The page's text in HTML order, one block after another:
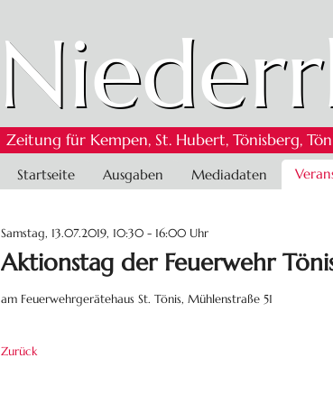
Zeitung für Kempen, St. Hubert, Tönisberg,
Navigation
überspringen
Startseite Ausgaben Mediadaten
Samstag, 13.07.2019, 10:30 - 16:00 Uhr
Aktionstag der Feuerwehr
am Feuerwehrgerätehaus St. Tönis, Mühlenstraße 51
Zurück